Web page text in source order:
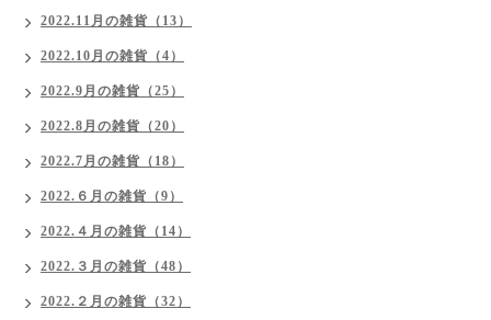
2022.11月の雑貨（13）
2022.10月の雑貨（4）
2022.9月の雑貨（25）
2022.8月の雑貨（20）
2022.7月の雑貨（18）
2022.６月の雑貨（9）
2022.４月の雑貨（14）
2022.３月の雑貨（48）
2022.２月の雑貨（32）